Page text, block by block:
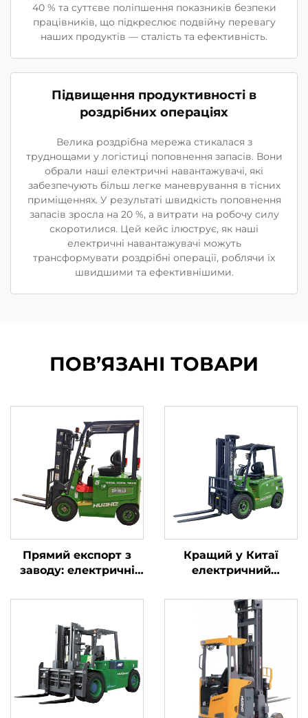
40 % та суттєве поліпшення показників безпеки
працівників, що підкреслює подвійну перевагу
наших продуктів — сталість та ефективність.
Підвищення продуктивності в
роздрібних операціях
Велика роздрібна мережа стикалася з
труднощами у логістиці поповнення запасів. Вони
обрали наші електричні навантажувачі, які
забезпечують більш легке маневрування в тісних
приміщеннях. У результаті швидкість поповнення
запасів зросла на 20 %, а витрати на робочу силу
скоротилися. Цей кейс ілюструє, як наші
електричні навантажувачі можуть
трансформувати роздрібні операції, роблячи їх
швидшими та ефективнішими.
ПОВ’ЯЗАНІ ТОВАРИ
Прямий експорт з
заводу: електричні
вагою 1,5 т з
ISO, літієві
акумулятори,
універсальні
вилкопідйомники
Кращий у Китаї
електричний
бренду Huahe із
літієвою батареєю,
вантажопідйомністю
2,5 тонни,
навантажувач із
літієвою батареєю
для продажу